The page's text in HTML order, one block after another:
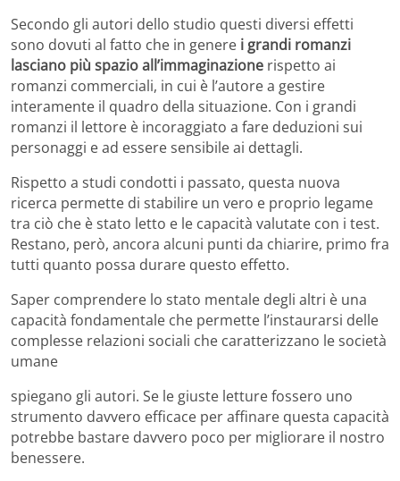
Secondo gli autori dello studio questi diversi effetti
sono dovuti al fatto che in genere i grandi romanzi
lasciano più spazio all’immaginazione rispetto ai
romanzi commerciali, in cui è l’autore a gestire
interamente il quadro della situazione. Con i grandi
romanzi il lettore è incoraggiato a fare deduzioni sui
personaggi e ad essere sensibile ai dettagli.
Rispetto a studi condotti i passato, questa nuova
ricerca permette di stabilire un vero e proprio legame
tra ciò che è stato letto e le capacità valutate con i test.
Restano, però, ancora alcuni punti da chiarire, primo fra
tutti quanto possa durare questo effetto.
Saper comprendere lo stato mentale degli altri è una
capacità fondamentale che permette l’instaurarsi delle
complesse relazioni sociali che caratterizzano le società
umane
spiegano gli autori. Se le giuste letture fossero uno
strumento davvero efficace per affinare questa capacità
potrebbe bastare davvero poco per migliorare il nostro
benessere.